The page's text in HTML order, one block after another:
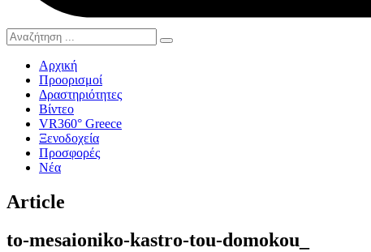
Αρχική
Προορισμοί
Δραστηριότητες
Βίντεο
VR360° Greece
Ξενοδοχεία
Προσφορές
Νέα
Article
to-mesaioniko-kastro-tou-domokou_